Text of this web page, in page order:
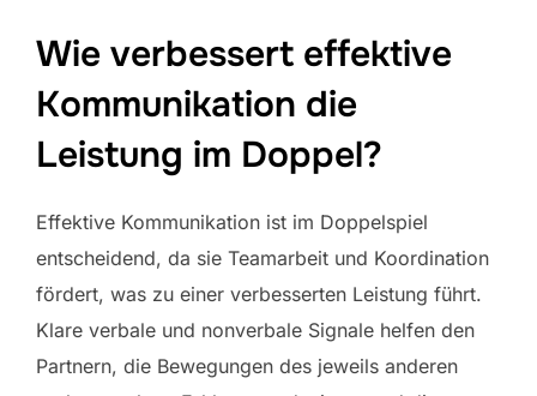
Wie verbessert effektive
Kommunikation die
Leistung im Doppel?
Effektive Kommunikation ist im Doppelspiel
entscheidend, da sie Teamarbeit und Koordination
fördert, was zu einer verbesserten Leistung führt.
Klare verbale und nonverbale Signale helfen den
Partnern, die Bewegungen des jeweils anderen